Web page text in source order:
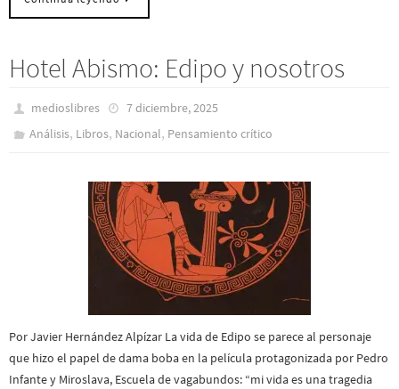
Hotel Abismo: Edipo y nosotros
medioslibres
7 diciembre, 2025
Análisis, Libros, Nacional, Pensamiento crítico
Por Javier Hernández Alpízar La vida de Edipo se parece al personaje
que hizo el papel de dama boba en la película protagonizada por Pedro
Infante y Miroslava, Escuela de vagabundos: “mi vida es una tragedia